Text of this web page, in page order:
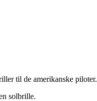
til de amerikanske piloter.
solbrille.